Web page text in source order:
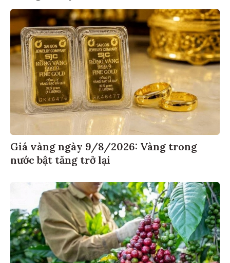
Giá vàng ngày 9/8/2026: Vàng trong
nước bật tăng trở lại